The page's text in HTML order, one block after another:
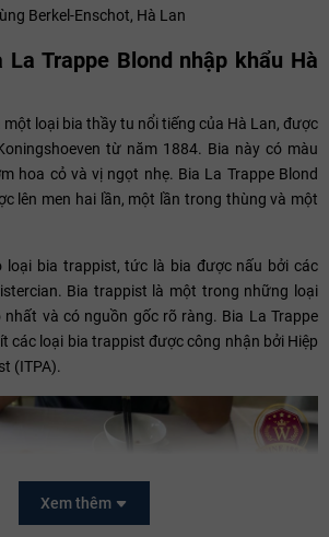
Berkel-Enschot, Hà Lan
La Trappe Blond nhập khẩu Hà
một loại bia thầy tu nổi tiếng của Hà Lan, được
từ năm 1884. Bia này có màu
hoa cỏ và vị ngọt nhẹ. Bia La Trappe Blond
lên men hai lần, một lần trong thùng và một
loại bia trappist, tức là bia được nấu bởi các
Bia trappist là một trong những loại
và có nguồn gốc rõ ràng. Bia La Trappe
các loại bia trappist được công nhận bởi Hiệp
(ITPA).
Xem thêm